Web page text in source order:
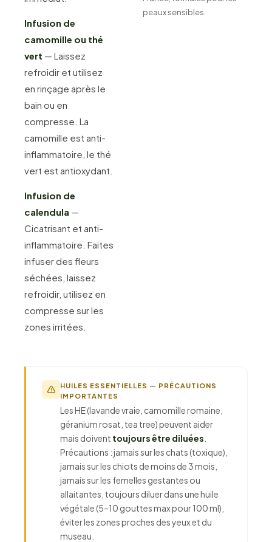
Infusion de
camomille ou thé
vert — Laissez
refroidir et utilisez
en rinçage après le
bain ou en
compresse. La
camomille est anti-
inflammatoire, le thé
vert est antioxydant.
Infusion de
calendula —
Cicatrisant et anti-
inflammatoire. Faites
infuser des fleurs
séchées, laissez
refroidir, utilisez en
compresse sur les
zones irritées.
peaux sensibles.
HUILES ESSENTIELLES — PRÉCAUTIONS
IMPORTANTES
Les HE (lavande vraie, camomille romaine,
géranium rosat, tea tree) peuvent aider
mais doivent toujours être diluées
Précautions : jamais sur les chats (toxique),
jamais sur les chiots de moins de 3 mois,
jamais sur les femelles gestantes ou
allaitantes, toujours diluer dans une huile
végétale (5–10 gouttes max pour 100 ml),
éviter les zones proches des yeux et du
museau.